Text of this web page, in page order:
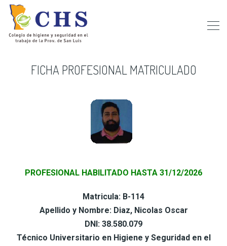
FICHA PROFESIONAL MATRICULADO
PROFESIONAL HABILITADO HASTA 31/12/2026
Matricula: B-114
Apellido y Nombre: Diaz, Nicolas Oscar
DNI: 38.580.079
Técnico Universitario en Higiene y Seguridad en el